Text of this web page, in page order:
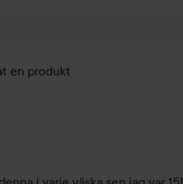
en produkt